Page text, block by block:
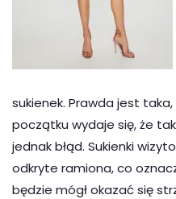
sukienek. Prawda jest
początku wydaje się, że
jednak błąd. Sukienki
odkryte ramiona, co
będzie mógł okazać się